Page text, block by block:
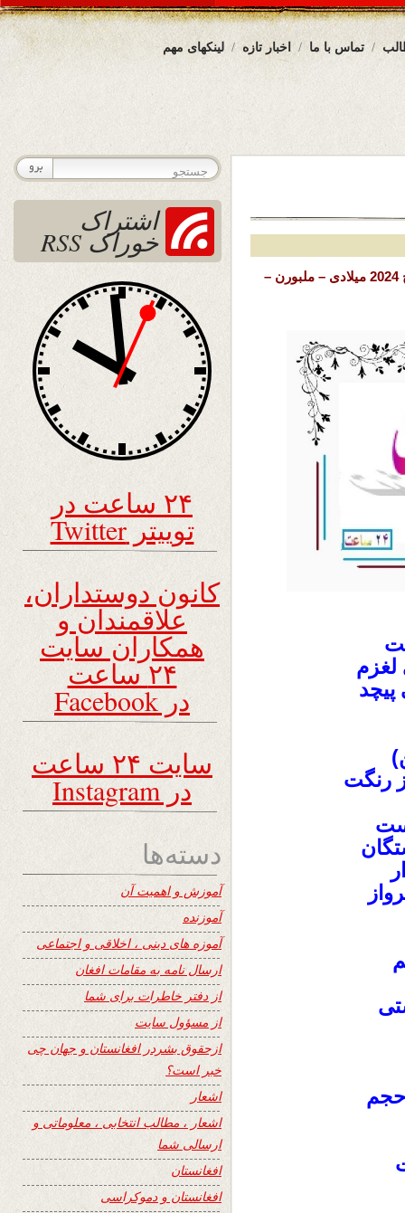
لینکهای مهم اخبار تازه تماس با ما
تاریخ نشر: یکشنبه 13 حوت (اسفند) 1402 خورشیدی – 3 مارچ 2024 میلادی – ملبورن –
رنگت
حجم
اشتراک
خوراک RSS
۲۴ ساعت در
توییتر Twitter
کانون دوستداران،
علاقمندان و
همکاران سایت
۲۴ ساعت
در Facebook
سایت ۲۴ ساعت
در Instagram
دسته‌ها
آموزش و اهمیت آن
آموزنده
آموزه های دینی ، اخلاقی و اجتماعی
ارسال نامه به مقامات افغان
از دفتر خاطرات برای شما
از مسؤول سایت
ازحقوق بشردر افغانستان و جهان چی
خبر است؟
اشعار
اشعار ، مطالب انتخابی ، معلوماتی و
ارسالی شما
افغانستان
افغانستان و دموکراسی